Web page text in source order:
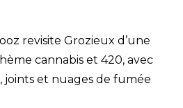
revisite Grozieux d’une
cannabis et 420, avec
joints et nuages de fumée